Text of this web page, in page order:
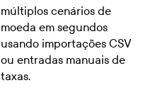
múltiplos cenários de
moeda em segundos
usando importações CSV
ou entradas manuais de
taxas.